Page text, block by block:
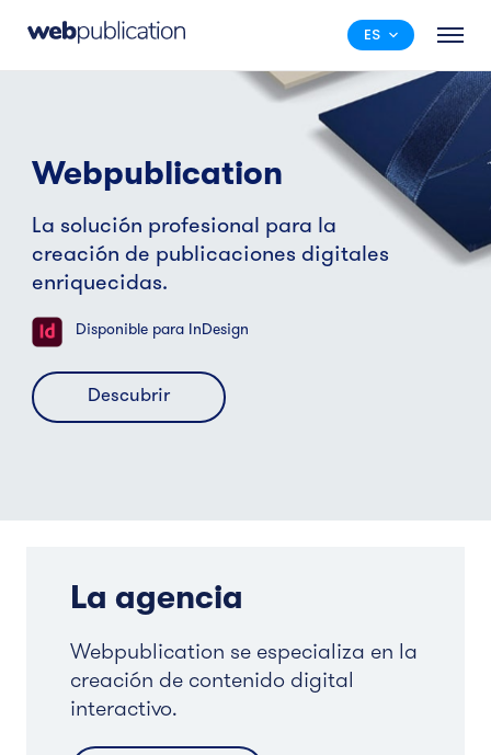
ES
Webpublication
La solución profesional para la
creación de publicaciones digitales
enriquecidas.
Disponible para InDesign
Descubrir
La agencia
Webpublication se especializa en la
creación de contenido digital
interactivo.